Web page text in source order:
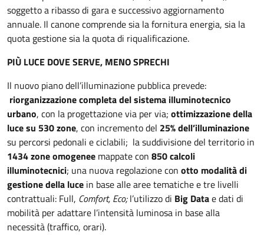
soggetto a ribasso di gara e successivo aggiornamento
annuale. Il canone comprende sia la fornitura energia, sia la
quota gestione sia la quota di riqualificazione.
PIÙ LUCE DOVE SERVE, MENO SPRECHI
Il nuovo piano dell’illuminazione pubblica prevede:
riorganizzazione completa del sistema illuminotecnico
urbano, con la progettazione via per via; ottimizzazione della
luce su 530 zone, con incremento del 25% dell’illuminazione
su percorsi pedonali e ciclabili; la suddivisione del territorio in
1434 zone omogenee mappate con 850 calcoli
illuminotecnici; una nuova regolazione con otto modalità di
gestione della luce in base alle aree tematiche e tre livelli
contrattuali: Full, Comfort, Eco;l’utilizzo di Big Datae dati di
mobilità per adattare l’intensità luminosa in base alla
necessità (traffico, orari).